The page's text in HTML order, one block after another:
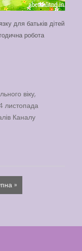
для батьків дітей
робота
віку,
листопада
Каналу
»